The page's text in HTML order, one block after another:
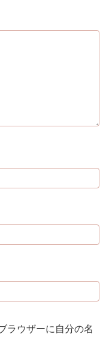
ラウザーに自分の名